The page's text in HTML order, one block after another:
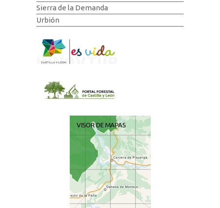
Sierra de la Demanda
Urbión